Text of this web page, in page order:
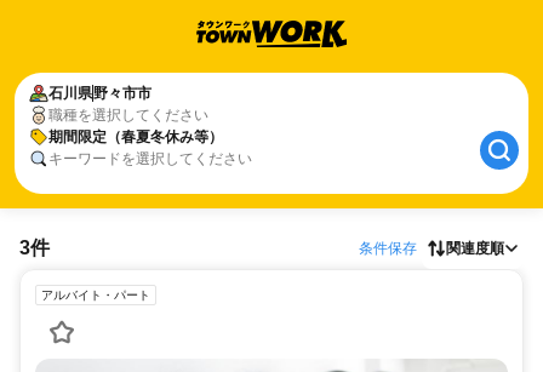
石川県野々市市
職種を選択してください
期間限定（春夏冬休み等）
キーワードを選択してください
3件 条件保存 関連度順
アルバイト・パート